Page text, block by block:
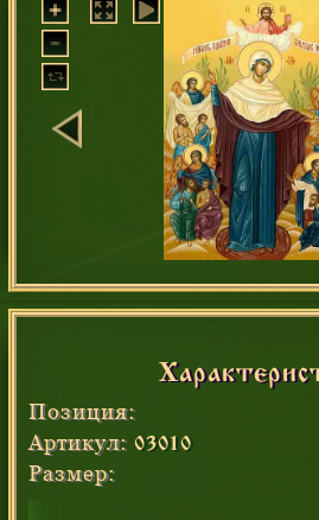
Позиция:
Артикул:
03010
Размер: